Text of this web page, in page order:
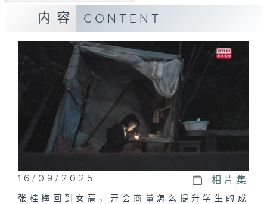
内容 CONTENT
16/09/2025 相片集
张桂梅回到女高，开会商量怎么提升学生的成